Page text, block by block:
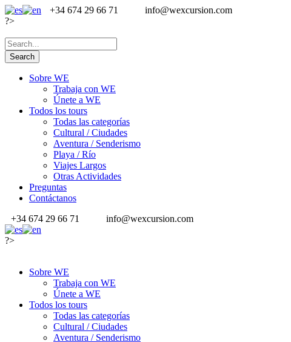
+34 674 29 66 71
info@wexcursion.com
?>
Sobre WE
Trabaja con WE
Únete a WE
Todos los tours
Todas las categorías
Cultural / Ciudades
Aventura / Senderismo
Playa / Río
Viajes Largos
Otras Actividades
Preguntas
Contáctanos
+34 674 29 66 71
info@wexcursion.com
?>
Sobre WE
Trabaja con WE
Únete a WE
Todos los tours
Todas las categorías
Cultural / Ciudades
Aventura / Senderismo